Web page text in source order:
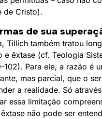
de Cristo).
de sua
Tillich também tratou
e êxtase (cf. Teologia
Para ele, a razão é
mas parcial, que o
a realidade. Só
essa limitação
não pode ser